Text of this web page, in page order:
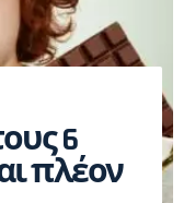
6
πλέον